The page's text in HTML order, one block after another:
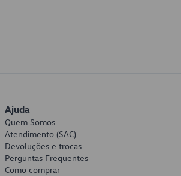
Ajuda
Quem Somos
Atendimento (SAC)
Devoluções e trocas
Perguntas Frequentes
Como comprar